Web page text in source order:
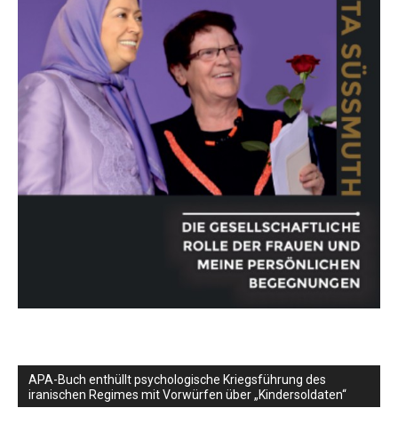
APA-Buch enthüllt psychologische Kriegsführung des
iranischen Regimes mit Vorwürfen über „Kindersoldaten“